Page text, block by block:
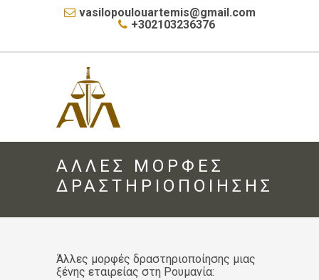
vasilopoulouartemis@gmail.com
+302103236376
ΑΛΛΕΣ ΜΟΡΦΕΣ
ΔΡΑΣΤΗΡΙΟΠΟΙΗΣΗΣ
Άλλες μορφές δραστηριοποίησης μιας
ξένης εταιρείας στη Ρουμανία: